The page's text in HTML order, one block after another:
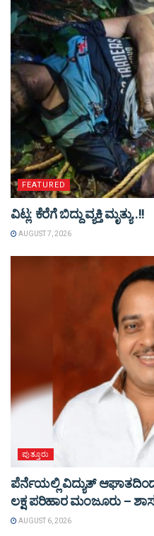
FEATURED
ವಿಟ್ಲ: ಕೆರೆಗೆ ಬಿದ್ದು ವ್ಯಕ್ತಿ ಮೃತ್ಯು..!!
AUGUST 7, 2026
ಪುತ್ತೂರು
ಪೆರ್ನೆಯಲ್ಲಿ ವಿದ್ಯುತ್ ಆಘಾತದಿಂದ
ಲಕ್ಷ ಪರಿಹಾರ ಮಂಜೂರು –
AUGUST 6, 2026